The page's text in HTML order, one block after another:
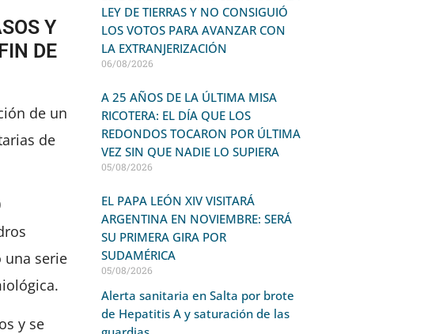
Y
DE
de un
de
una serie
y se
LEY DE TIERRAS Y NO CONSIGUIÓ
LOS VOTOS PARA AVANZAR CON
LA EXTRANJERIZACIÓN
06/08/2026
A 25 AÑOS DE LA ÚLTIMA MISA
RICOTERA: EL DÍA QUE LOS
REDONDOS TOCARON POR ÚLTIMA
VEZ SIN QUE NADIE LO SUPIERA
05/08/2026
EL PAPA LEÓN XIV VISITARÁ
ARGENTINA EN NOVIEMBRE: SERÁ
SU PRIMERA GIRA POR
SUDAMÉRICA
05/08/2026
Alerta sanitaria en Salta por brote
de Hepatitis A y saturación de las